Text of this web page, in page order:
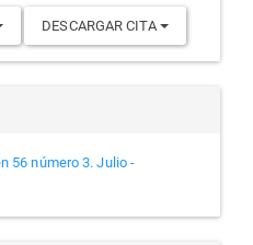
DESCARGAR CITA
56 número 3. Julio -